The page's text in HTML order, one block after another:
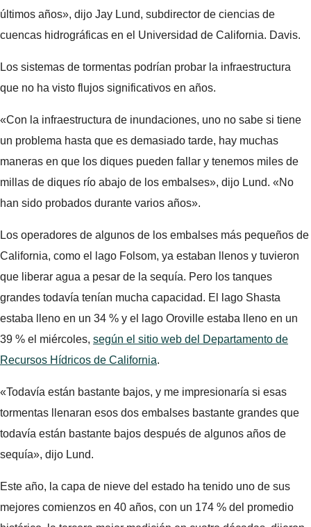
últimos años», dijo Jay Lund, subdirector de ciencias de
cuencas hidrográficas en el Universidad de California. Davis.
Los sistemas de tormentas podrían probar la infraestructura
que no ha visto flujos significativos en años.
«Con la infraestructura de inundaciones, uno no sabe si tiene
un problema hasta que es demasiado tarde, hay muchas
maneras en que los diques pueden fallar y tenemos miles de
millas de diques río abajo de los embalses», dijo Lund. «No
han sido probados durante varios años».
Los operadores de algunos de los embalses más pequeños de
California, como el lago Folsom, ya estaban llenos y tuvieron
que liberar agua a pesar de la sequía. Pero los tanques
grandes todavía tenían mucha capacidad. El lago Shasta
estaba lleno en un 34 % y el lago Oroville estaba lleno en un
39 % el miércoles, según el sitio web del Departamento de
Recursos Hídricos de California.
«Todavía están bastante bajos, y me impresionaría si esas
tormentas llenaran esos dos embalses bastante grandes que
todavía están bastante bajos después de algunos años de
sequía», dijo Lund.
Este año, la capa de nieve del estado ha tenido uno de sus
mejores comienzos en 40 años, con un 174 % del promedio